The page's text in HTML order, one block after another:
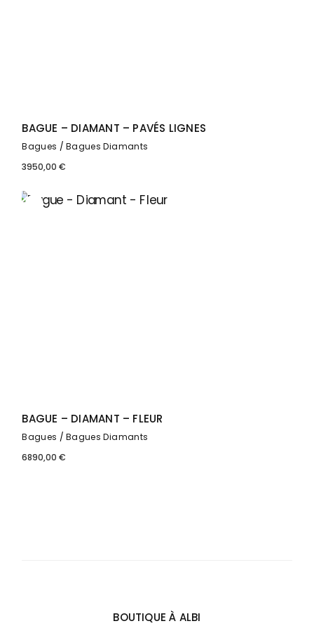
BAGUE – DIAMANT – PAVÉS LIGNES
Bagues
Bagues Diamants
3950,00€
BAGUE – DIAMANT – FLEUR
Bagues
Bagues Diamants
6890,00€
BOUTIQUE À ALBI